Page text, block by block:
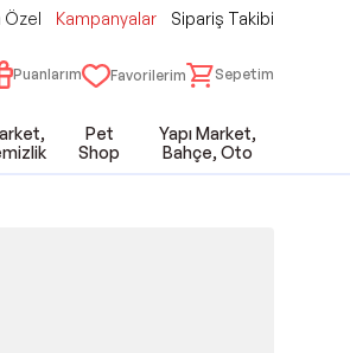
Özel Kampanyalar Sipariş Takibi
Puanlarım Favorilerim Sepetim
Pet
Shop
Yapı Market,
Bahçe, Oto